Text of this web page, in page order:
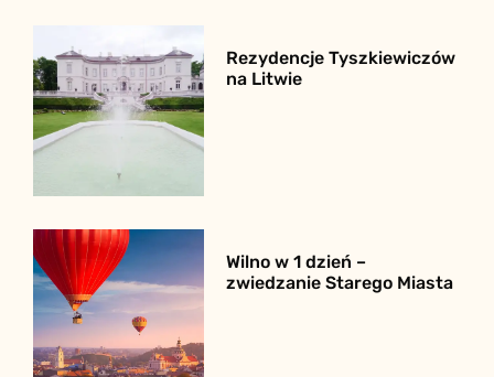
Rezydencje Tyszkiewiczów
na Litwie
Wilno w 1 dzień –
zwiedzanie Starego Miasta